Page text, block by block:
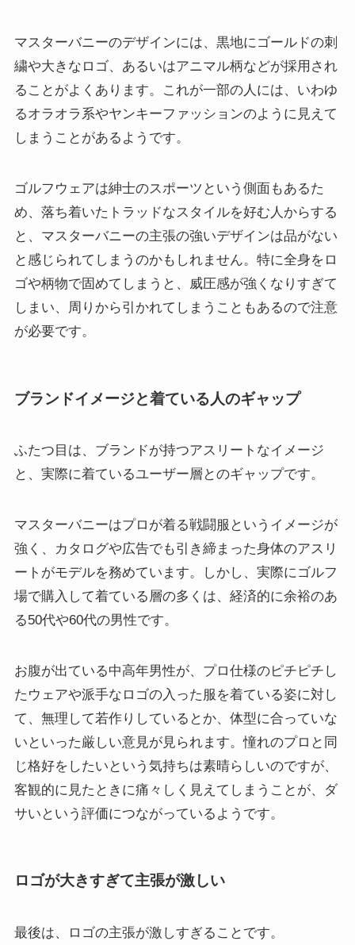
マスターバニーのデザインには、黒地にゴールドの刺
繍や大きなロゴ、あるいはアニマル柄などが採用され
ることがよくあります。これが一部の人には、いわゆ
るオラオラ系やヤンキーファッションのように見えて
しまうことがあるようです。
ゴルフウェアは紳士のスポーツという側面もあるた
め、落ち着いたトラッドなスタイルを好む人からする
と、マスターバニーの主張の強いデザインは品がない
と感じられてしまうのかもしれません。特に全身をロ
ゴや柄物で固めてしまうと、威圧感が強くなりすぎて
しまい、周りから引かれてしまうこともあるので注意
が必要です。
ブランドイメージと着ている人のギャップ
ふたつ目は、ブランドが持つアスリートなイメージ
と、実際に着ているユーザー層とのギャップです。
マスターバニーはプロが着る戦闘服というイメージが
強く、カタログや広告でも引き締まった身体のアスリ
ートがモデルを務めています。しかし、実際にゴルフ
場で購入して着ている層の多くは、経済的に余裕のあ
る50代や60代の男性です。
お腹が出ている中高年男性が、プロ仕様のピチピチし
たウェアや派手なロゴの入った服を着ている姿に対し
て、無理して若作りしているとか、体型に合っていな
いといった厳しい意見が見られます。憧れのプロと同
じ格好をしたいという気持ちは素晴らしいのですが、
客観的に見たときに痛々しく見えてしまうことが、ダ
サいという評価につながっているようです。
ロゴが大きすぎて主張が激しい
最後は、ロゴの主張が激しすぎることです。